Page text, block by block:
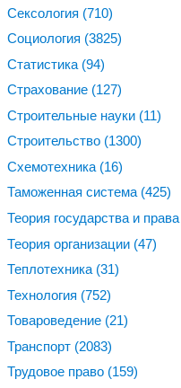
Сексология (710)
Социология (3825)
Статистика (94)
Страхование (127)
Строительные науки (11)
Строительство (1300)
Схемотехника (16)
Таможенная система (425)
Теория государства и права
Теория организации (47)
Теплотехника (31)
Технология (752)
Товароведение (21)
Транспорт (2083)
Трудовое право (159)